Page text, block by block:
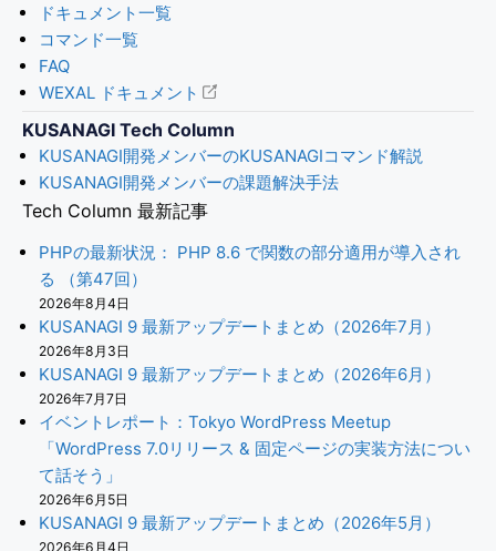
ドキュメント一覧
コマンド一覧
FAQ
WEXAL ドキュメント
KUSANAGI Tech Column
KUSANAGI開発メンバーのKUSANAGIコマンド解説
KUSANAGI開発メンバーの課題解決手法
Tech Column 最新記事
PHPの最新状況： PHP 8.6 で関数の部分適用が導入され
る （第47回）
2026年8月4日
KUSANAGI 9 最新アップデートまとめ（2026年7月）
2026年8月3日
KUSANAGI 9 最新アップデートまとめ（2026年6月）
2026年7月7日
イベントレポート：Tokyo WordPress Meetup
「WordPress 7.0リリース & 固定ページの実装方法につい
て話そう」
2026年6月5日
KUSANAGI 9 最新アップデートまとめ（2026年5月）
2026年6月4日